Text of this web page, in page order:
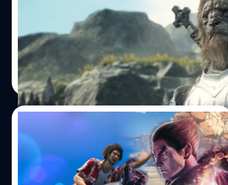
ทางค่าย Capcom ได้ตอบสนองความต้องการของแฟน ๆ
เกี่ยวกับระบบ "Microtransactions" ในเกม 'Dragon's Dogma
2'
วงศกร ปฐมชัยวัฒน์ | 865 days ago
Read More
แนะนำเกมออกใหม่ประจำเดือนมกราคม 2024
สวัสดีปีใหม่แล้ว ผองเกมเมอร์จงแคล้วปวงภัย ~ (ไม่น่าฝืน
แปลงเนื้อ ฮ่า ๆ) ขอต้อนรับภราดรภาพแห่งวิดีโอเกมในปี